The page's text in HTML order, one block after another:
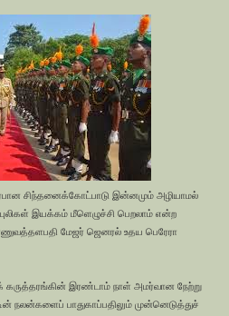
சிந்தனைக்கோட்பாடு இன்னமும் அழியாமல்
இயக்கம் மீளெழுச்சி பெறலாம் என்ற
மேஜர் ஜெனரல் உதய பெரேரா
கருத்தரங்கின் இரண்டாம் நாள் அமர்வான நேற்று
நலன்களைப் பாதுகாப்பதிலும் முன்னெடுத்துச்